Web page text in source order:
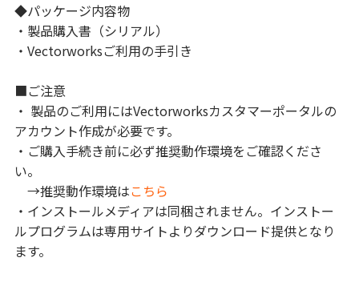
◆パッケージ内容物
・製品購入書（シリアル）
・Vectorworksご利用の手引き
■ご注意
・ 製品のご利用にはVectorworksカスタマーポータルの
アカウント作成が必要です。
・ご購入手続き前に必ず推奨動作環境をご確認くださ
い。
→推奨動作環境はこちら
・インストールメディアは同梱されません。インストー
ルプログラムは専用サイトよりダウンロード提供となり
ます。